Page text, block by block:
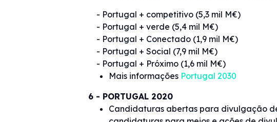
- Portugal + competitivo (5,3 mil M€)
- Portugal + verde (5,4 mil M€)
- Portugal + Conectado (1,9 mil M€)
- Portugal + Social (7,9 mil M€)
- Portugal + Próximo (1,6 mil M€)
Mais informações Portugal 2030
6 - PORTUGAL 2020
Candidaturas abertas para divulgação